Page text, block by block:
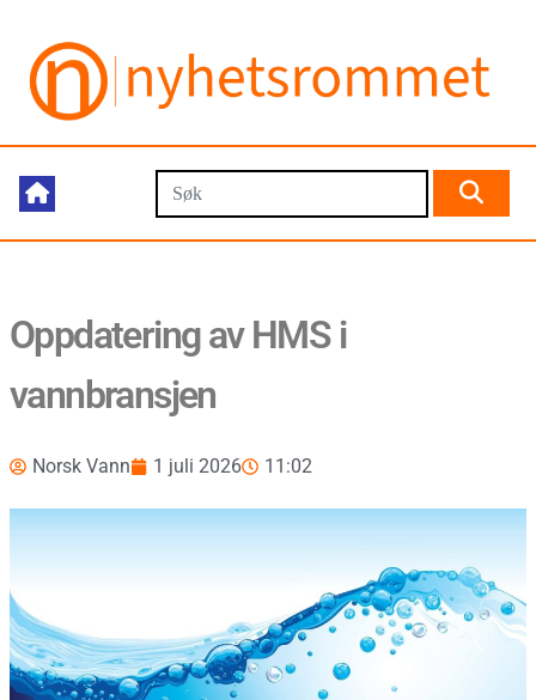
Oppdatering av HMS i
vannbransjen
Norsk Vann 1 juli 2026 11:02